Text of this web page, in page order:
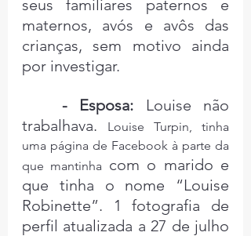
seus familiares paternos e
maternos, avós e avôs das
crianças, sem motivo ainda
por investigar.
- Esposa: Louise não
trabalhava.
Louise Turpin, tinha
uma página de Facebook à parte da
que mantinha com o marido e
que tinha o nome “Louise
Robinette”. 1 fotografia de
perfil atualizada a 27 de julho